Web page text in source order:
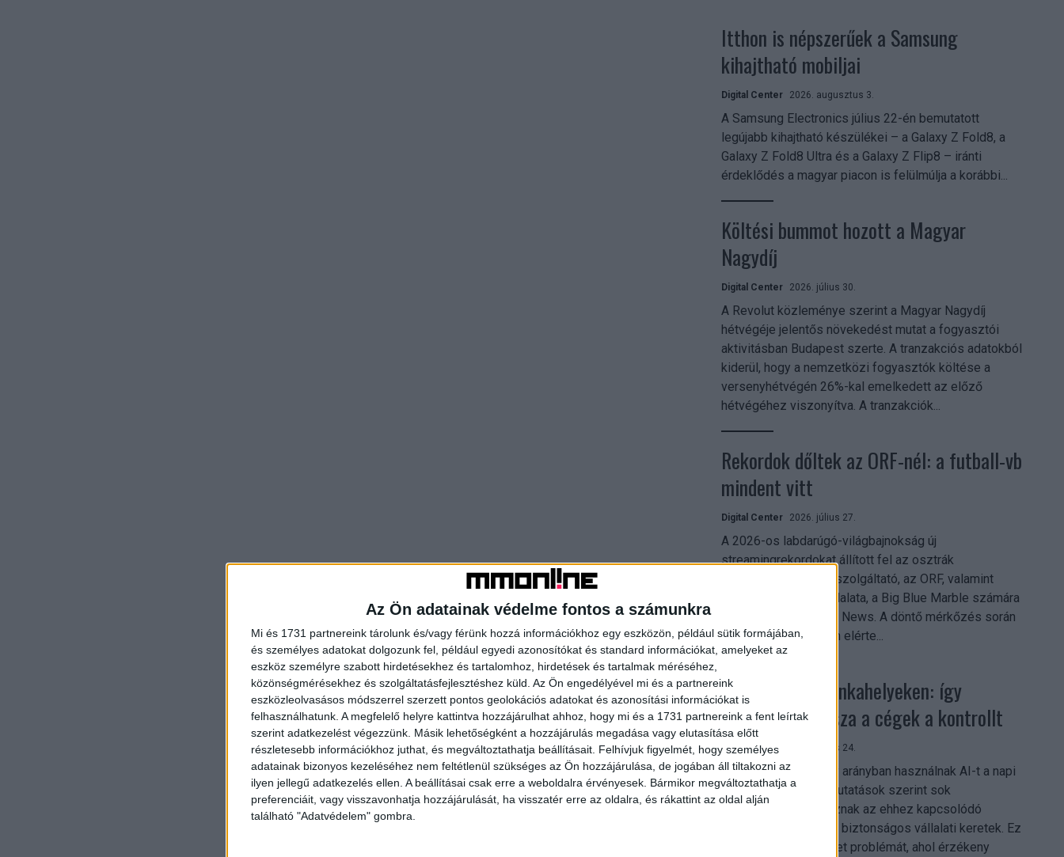
Az Ön adatainak védelme fontos a számunkra
Mi és 1731 partnereink tárolunk és/vagy férünk hozzá információkhoz egy eszközön, például sütik formájában,
és személyes adatokat dolgozunk fel, például egyedi azonosítókat és standard információkat, amelyeket az
eszköz személyre szabott hirdetésekhez és tartalomhoz, hirdetések és tartalmak méréséhez,
közönségmérésekhez és szolgáltatásfejlesztéshez küld. Az Ön engedélyével mi és a partnereink
eszközleolvasásos módszerrel szerzett pontos geolokációs adatokat és azonosítási információkat is
felhasználhatunk. A megfelelő helyre kattintva hozzájárulhat ahhoz, hogy mi és a 1731 partnereink a fent leírtak
szerint adatkezelést végezzünk. Másik lehetőségként a hozzájárulás megadása vagy elutasítása előtt
részletesebb információkhoz juthat, és megváltoztathatja beállításait. Felhívjuk figyelmét, hogy személyes
adatainak bizonyos kezeléséhez nem feltétlenül szükséges az Ön hozzájárulása, de jogában áll tiltakozni az
ilyen jellegű adatkezelés ellen. A beállításai csak erre a weboldalra érvényesek. Bármikor megváltoztathatja a
preferenciáit, vagy visszavonhatja hozzájárulását, ha visszatér erre az oldalra, és rákattint az oldal alján
található "Adatvédelem" gombra.
Itthon is népszerűek a Samsung
kihajtható mobiljai
Digital Center 2026. augusztus 3.
A Samsung Electronics július 22-én bemutatott
legújabb kihajtható készülékei – a Galaxy Z Fold8, a
Galaxy Z Fold8 Ultra és a Galaxy Z Flip8 – iránti
érdeklődés a magyar piacon is felülmúlja a korábbi...
Költési bummot hozott a Magyar
Nagydíj
Digital Center 2026. július 30.
A Revolut közleménye szerint a Magyar Nagydíj
hétvégéje jelentős növekedést mutat a fogyasztói
aktivitásban Budapest szerte. A tranzakciós adatokból
kiderül, hogy a nemzetközi fogyasztók költése a
versenyhétvégén 26%-kal emelkedett az előző
hétvégéhez viszonyítva. A tranzakciók...
Rekordok dőltek az ORF-nél: a futball-vb
mindent vitt
Digital Center 2026. július 27.
A 2026-os labdarúgó-világbajnokság új
streamingrekordokat állított fel az osztrák
közszolgálati műsorszolgáltató, az ORF, valamint
technológiai leányvállalata, a Big Blue Marble számára
– írja a Broadband TV News. A döntő mérkőzés során
az átlagos nézőszám elérte...
Shadow AI a munkahelyeken: így
szerezhetik vissza a cégek a kontrollt
Digital Center 2026. július 24.
A munkavállalók nagy arányban használnak AI-t a napi
munkában, ám friss kutatások szerint sok
szervezetnél hiányoznak az ehhez kapcsolódó
világos irányelvek és biztonságos vállalati keretek. Ez
különösen ott jelenthet problémát, ahol érzékeny